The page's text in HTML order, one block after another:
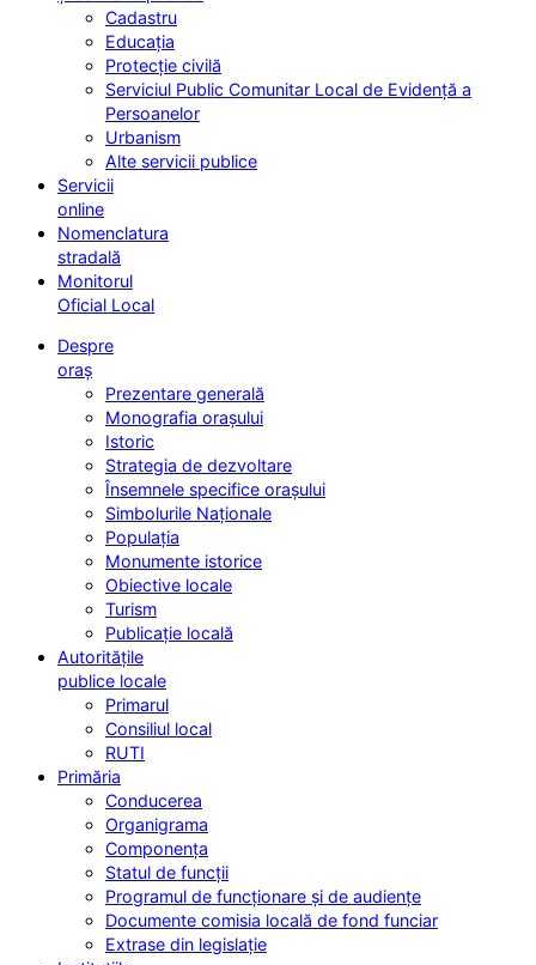
Cadastru
Educația
Protecție civilă
Serviciul Public Comunitar Local de Evidență a
Persoanelor
Urbanism
Alte servicii publice
Servicii
online
Nomenclatura
stradală
Monitorul
Oficial Local
Despre
oraș
Prezentare generală
Monografia orașului
Istoric
Strategia de dezvoltare
Însemnele specifice orașului
Simbolurile Naționale
Populația
Monumente istorice
Obiective locale
Turism
Publicație locală
Autoritățile
publice locale
Primarul
Consiliul local
RUTI
Primăria
Conducerea
Organigrama
Componența
Statul de funcții
Programul de funcționare și de audiențe
Documente comisia locală de fond funciar
Extrase din legislație